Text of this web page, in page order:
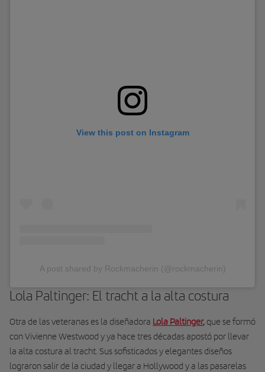
View this post on Instagram
A post shared by Rockmacherin (@rockmacherin)
Lola Paltinger: El tracht a la alta costura
Otra de las veteranas es la diseñadora Lola Paltinger,que se formó
con Vivienne Westwood y ya hace tres décadas apostó por llevar
la alta costura al tracht. Sus sofisticados y elegantes diseños
lograron salir de la ciudad y llegar a Hollywood y a las pasarelas